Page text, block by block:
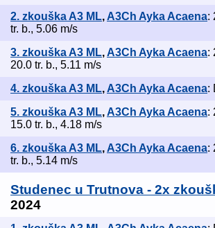
2. zkouška A3 ML, A3Ch Ayka Acaena:
tr. b., 5.06 m/s
3. zkouška A3 ML,A3Ch Ayka Acaena:
20.0 tr. b., 5.11 m/s
4. zkouška A3 ML, A3Ch Ayka Acaena:
5. zkouška A3 ML,A3Ch Ayka Acaena:
15.0 tr. b., 4.18 m/s
6. zkouška A3 ML, A3Ch Ayka Acaena:
tr. b., 5.14 m/s
Studenec u Trutnova - 2x
2024